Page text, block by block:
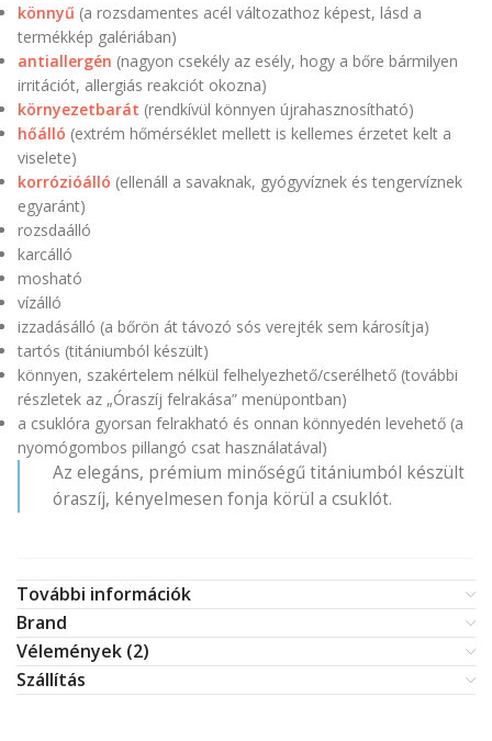
könnyű (a rozsdamentes acél változathoz képest, lásd a
termékkép galériában)
antiallergén (nagyon csekély az esély, hogy a bőre bármilyen
irritációt, allergiás reakciót okozna)
környezetbarát (rendkívül könnyen újrahasznosítható)
hőálló (extrém hőmérséklet mellett is kellemes érzetet kelt a
viselete)
korrózióálló (ellenáll a savaknak, gyógyvíznek és tengervíznek
egyaránt)
rozsdaálló
karcálló
mosható
vízálló
izzadásálló (a bőrön át távozó sós verejték sem károsítja)
tartós (titániumból készült)
könnyen, szakértelem nélkül felhelyezhető/cserélhető (további
részletek az „Óraszíj felrakása” menüpontban)
a csuklóra gyorsan felrakható és onnan könnyedén levehető (a
nyomógombos pillangó csat használatával)
Az elegáns, prémium minőségű titániumból készült
óraszíj, kényelmesen fonja körül a csuklót.
További információk
Brand
Vélemények (2)
Szállítás